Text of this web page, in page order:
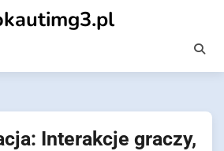
Interakcje graczy,